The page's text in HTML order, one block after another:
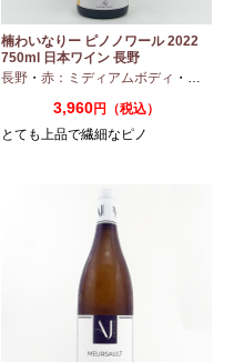
楠わいなりー ピノノワール 2022
750ml 日本ワイン 長野
長野 ・ 赤：ミディアムボディ ・ ピノノワ
3,960円（税込）
とても上品で繊細なピノ